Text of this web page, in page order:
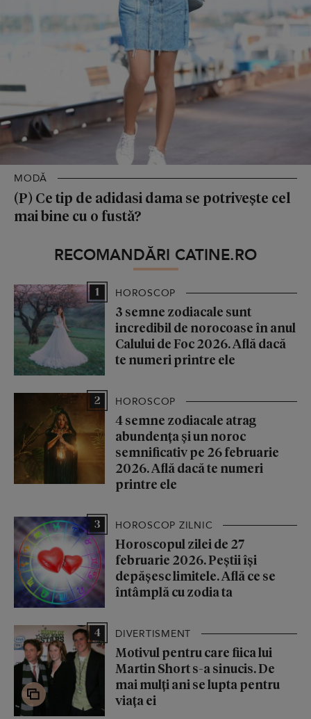
MODĂ
(P) Ce tip de adidasi dama se potrivește cel
mai bine cu o fustă?
RECOMANDĂRI CATINE.RO
1 HOROSCOP
3 semne zodiacale sunt
incredibil de norocoase în anul
Calului de Foc 2026. Află dacă
te numeri printre ele
2 HOROSCOP
4 semne zodiacale atrag
abundența și un noroc
semnificativ pe 26 februarie
2026. Află dacă te numeri
printre ele
3 HOROSCOP ZILNIC
Horoscopul zilei de 27
februarie 2026. Peștii își
depășesc limitele. Află ce se
întâmplă cu zodia ta
4 DIVERTISMENT
Motivul pentru care fiica lui
Martin Short s-a sinucis. De
mai mulți ani se lupta pentru
viața ei